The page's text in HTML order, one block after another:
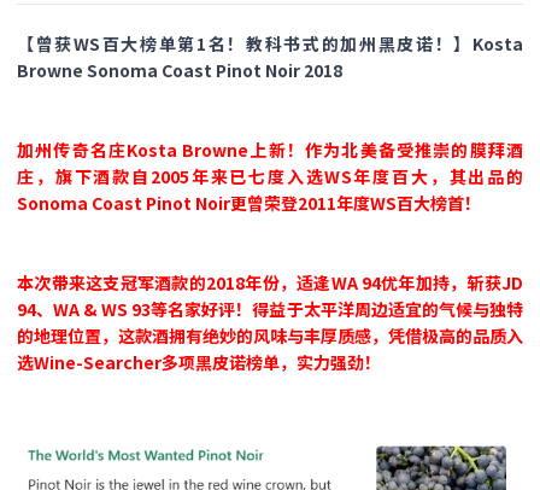
【曾获WS百大榜单第1名！教科书式的加州黑皮诺！】Kosta
Browne Sonoma Coast Pinot Noir 2018
加州传奇名庄Kosta Browne上新！ 作为北美备受推崇的膜拜酒
庄，旗下酒款自2005年来已七度入选WS年度百大，其出品的
Sonoma Coast Pinot Noir更曾荣登2011年度WS百大榜首！
本次带来这支冠军酒款的2018年份，适逢WA 94优年加持，斩获JD
94、WA & WS 93等名家好评！得益于太平洋周边适宜的气候与独特
的地理位置，这款酒拥有绝妙的风味与丰厚质感，凭借极高的品质入
选Wine-Searcher多项黑皮诺榜单，实力强劲！